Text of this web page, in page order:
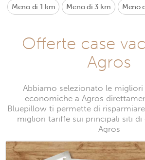
Meno di 1 km Meno di 3 km Meno
Offerte case
Agros
Abbiamo selezionato le migliori
economiche a Agros
Bluepillow ti permette di
migliori tariffe sui principali siti di
Agros